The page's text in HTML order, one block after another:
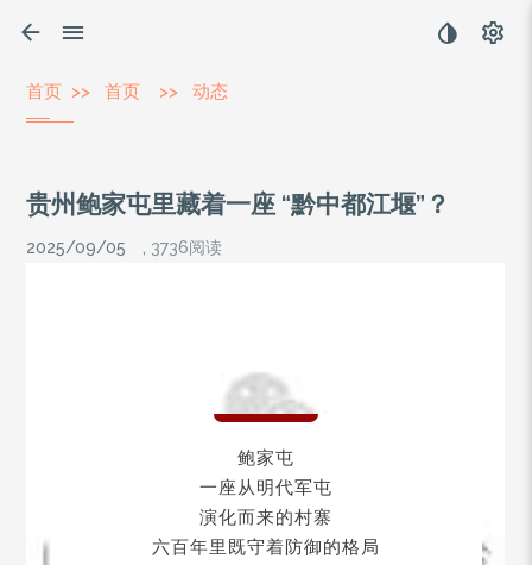
首页 >> 首页 >> 动态
贵州鲍家屯里藏着一座 “黔中都江堰”？
2025/09/05 3736阅读
鲍家屯
一座从明代军屯
演化而来的村寨
六百年里既守着防御的格局